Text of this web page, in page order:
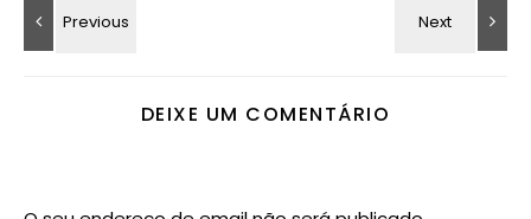
DEIXE UM COMENTÁRIO